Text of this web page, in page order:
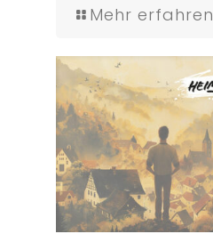
Mehr erfahren